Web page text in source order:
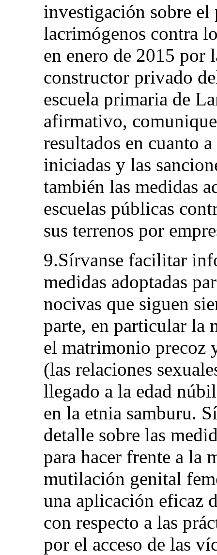
investigación sobre el
lacrimógenos contra
en enero de 2015
constructor privado
escuela primaria de
afirmativo,
resultados en cuanto
iniciadas y las
también las medidas
escuelas públicas
sus terrenos por
9.Sírvanse facilitar
medidas adoptadas
nocivas que siguen
parte, en particular la
el matrimonio precoz
(las relaciones
llegado a la edad
en la etnia samburu.
detalle sobre las
para hacer frente a la
mutilación genital
una aplicación eficaz
con respecto a las
por el acceso de las